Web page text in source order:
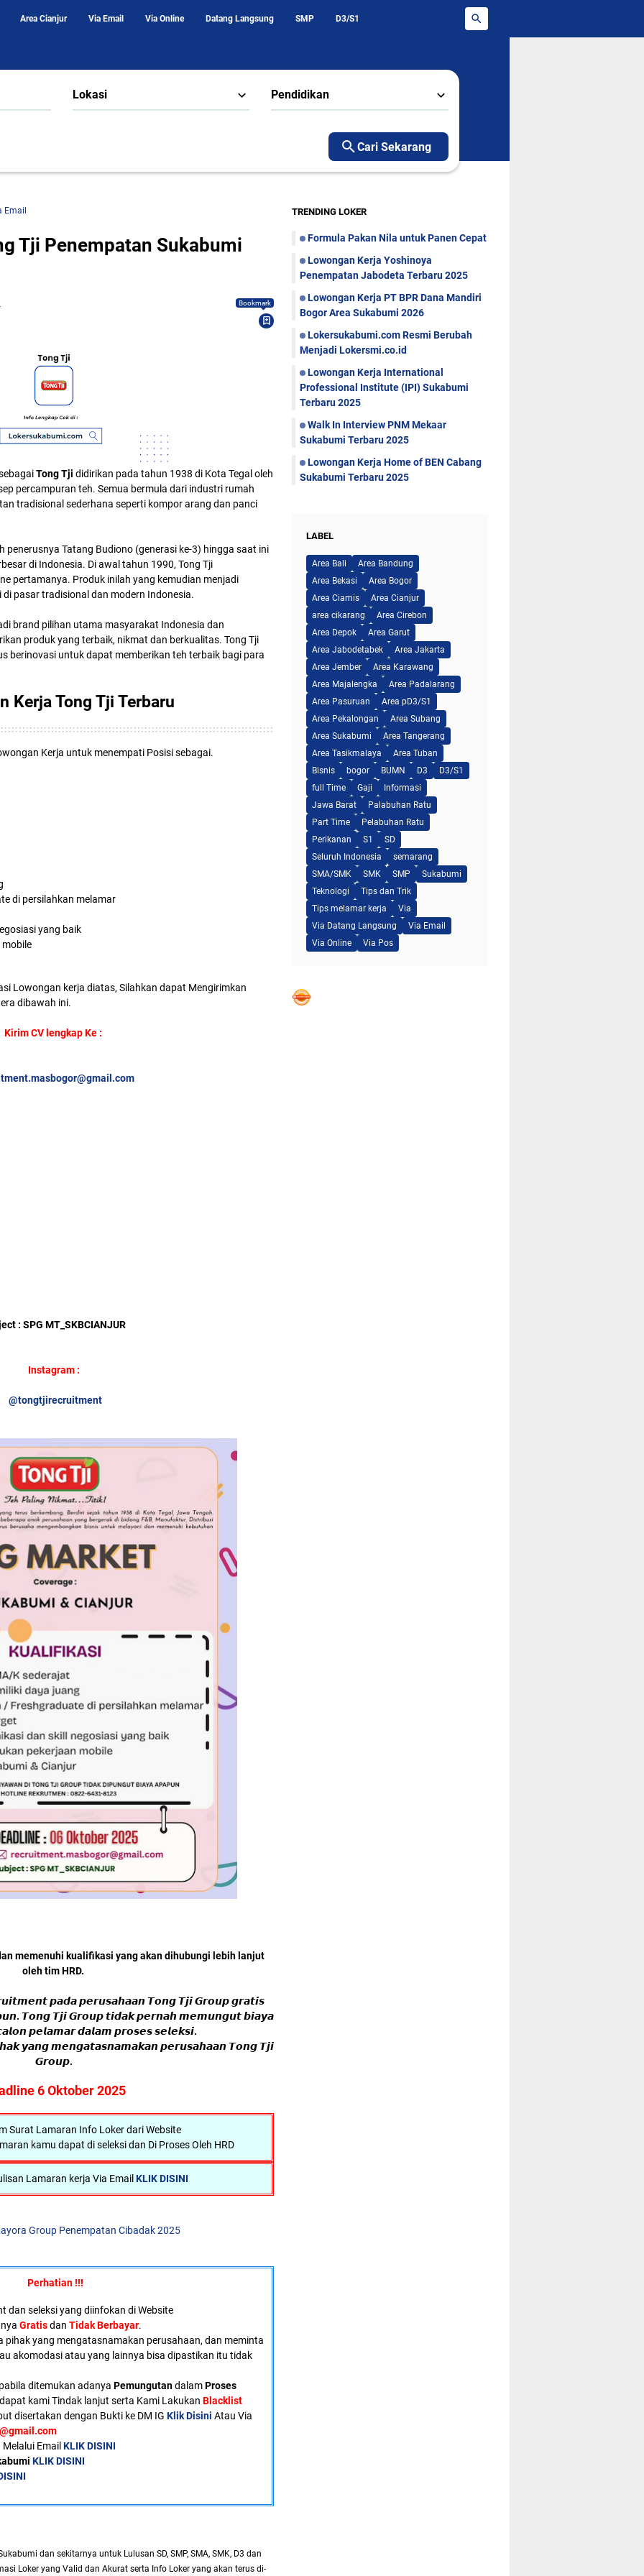
Area Cianjur Via Email Via Online Datang Langsung SMP D3/S1
Lokasi Pendidikan
Cari Sekarang
Email
Tji Penempatan Sukabumi
Bookmark
Tong Tji didirikan pada tahun 1938 di Kota Tegal oleh
percampuran teh. Semua bermula dari industri rumah
tradisional sederhana seperti kompor arang dan panci
penerusnya Tatang Budiono (generasi ke-3) hingga saat ini
di Indonesia. Di awal tahun 1990, Tong Tji
pertamanya. Produk inilah yang kemudian menjadi
di pasar tradisional dan modern Indonesia.
brand pilihan utama masyarakat Indonesia dan
produk yang terbaik, nikmat dan berkualitas. Tong Tji
berinovasi untuk dapat memberikan teh terbaik bagi para
Kerja Tong Tji Terbaru
Kerja untuk menempati Posisi sebagai.
di persilahkan melamar
yang baik
mobile
Lowongan kerja diatas, Silahkan dapat Mengirimkan
dibawah ini.
Kirim CV lengkap Ke :
: SPG MT_SKBCIANJUR
Instagram :
@tongtjirecruitment
memenuhi kualifikasi yang akan dihubungi lebih lanjut
oleh tim HRD.
𝙥𝙖𝙙𝙖 𝙥𝙚𝙧𝙪𝙨𝙖𝙝𝙖𝙖𝙣 𝙏𝙤𝙣𝙜 𝙏𝙟𝙞 𝙂𝙧𝙤𝙪𝙥 𝙜𝙧𝙖𝙩𝙞𝙨
𝙏𝙤𝙣𝙜 𝙏𝙟𝙞 𝙂𝙧𝙤𝙪𝙥 𝙩𝙞𝙙𝙖𝙠 𝙥𝙚𝙧𝙣𝙖𝙝 𝙢𝙚𝙢𝙪𝙣𝙜𝙪𝙩 𝙗𝙞𝙖𝙮𝙖
𝙥𝙚𝙡𝙖𝙢𝙖𝙧 𝙙𝙖𝙡𝙖𝙢 𝙥𝙧𝙤𝙨𝙚𝙨 𝙨𝙚𝙡𝙚𝙠𝙨𝙞.
𝙮𝙖𝙣𝙜 𝙢𝙚𝙣𝙜𝙖𝙩𝙖𝙨𝙣𝙖𝙢𝙖𝙠𝙖𝙣 𝙥𝙚𝙧𝙪𝙨𝙖𝙝𝙖𝙖𝙣 𝙏𝙤𝙣𝙜 𝙏𝙟𝙞
𝙂𝙧𝙤𝙪𝙥.
6 Oktober 2025
Surat Lamaran Info Loker dari Website
kamu dapat di seleksi dan Di Proses Oleh HRD
Lamaran kerja Via Email KLIK DISINI
Group Penempatan Cibadak 2025
Perhatian !!!
dan seleksi yang diinfokan di Website
Gratisdan Tidak Berbayar.
pihak yang mengatasnamakan perusahaan, dan meminta
akomodasi atau yang lainnya bisa dipastikan itu tidak
ditemukan adanya PemungutandalamProses
kami Tindak lanjut serta Kami Lakukan Blacklist
disertakan dengan Bukti ke DM IG Klik Disini Atau Via
Email KLIK DISINI
KLIK DISINI
dan sekitarnya untuk Lulusan SD, SMP, SMA, SMK, D3 dan
Loker yang Valid dan Akurat serta Info Loker yang akan terus di-
TRENDING LOKER
Formula Pakan Nila untuk Panen Cepat
Lowongan Kerja Yoshinoya
Penempatan Jabodeta Terbaru 2025
Lowongan Kerja PT BPR Dana Mandiri
Bogor Area Sukabumi 2026
Lokersukabumi.com Resmi Berubah
Menjadi Lokersmi.co.id
Lowongan Kerja International
Professional Institute (IPI) Sukabumi
Terbaru 2025
Walk In Interview PNM Mekaar
Sukabumi Terbaru 2025
Lowongan Kerja Home of BEN Cabang
Sukabumi Terbaru 2025
LABEL
Area Bali
Area Bandung
Area Bekasi
Area Bogor
Area Ciamis
Area Cianjur
area cikarang
Area Cirebon
Area Depok
Area Garut
Area Jabodetabek
Area Jakarta
Area Jember
Area Karawang
Area Majalengka
Area Padalarang
Area Pasuruan
Area pD3/S1
Area Pekalongan
Area Subang
Area Sukabumi
Area Tangerang
Area Tasikmalaya
Area Tuban
Bisnis
bogor BUMN D3
D3/S1
full Time
Gaji
Informasi
Jawa Barat
Palabuhan Ratu
Part Time
Pelabuhan Ratu
Perikanan
S1
SD
Seluruh Indonesia
semarang
SMA/SMK
SMK SMP
Sukabumi
Teknologi
Tips dan Trik
Tips melamar kerja
Via
Via Datang Langsung
Via Email
Via Online
Via Pos